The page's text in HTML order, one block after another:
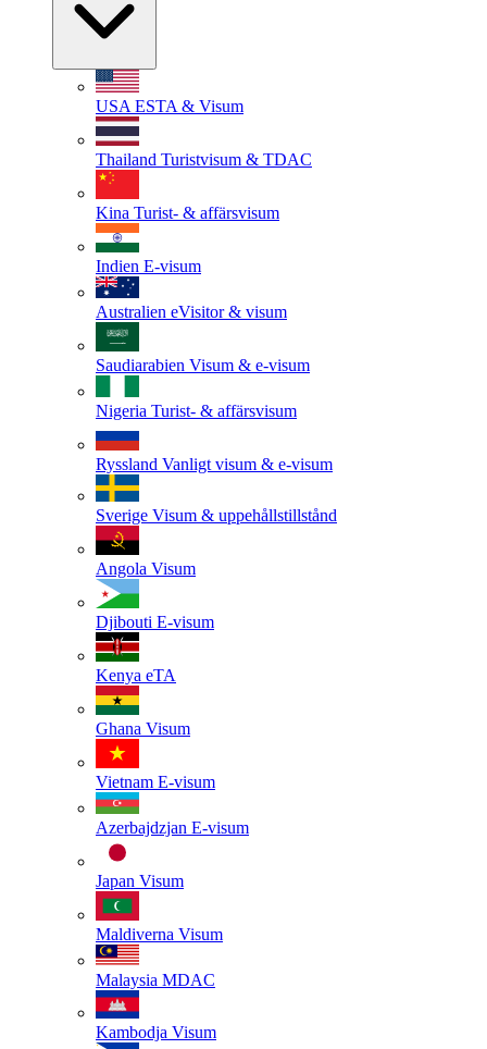
USA ESTA & Visum
Thailand Turistvisum & TDAC
Kina Turist- & affärsvisum
Indien E-visum
Australien eVisitor & visum
Saudiarabien Visum & e-visum
Nigeria Turist- & affärsvisum
Ryssland Vanligt visum & e-visum
Sverige Visum & uppehållstillstånd
Angola Visum
Djibouti E-visum
Kenya eTA
Ghana Visum
Vietnam E-visum
Azerbajdzjan E-visum
Japan Visum
Maldiverna Visum
Malaysia MDAC
Kambodja Visum